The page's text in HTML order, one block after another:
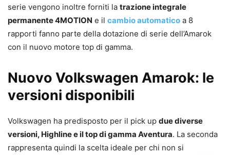
serie vengono inoltre forniti la trazione integrale
permanente 4MOTION e il cambio automatico a 8
rapporti fanno parte della dotazione di serie dell’Amarok
con il nuovo motore top di gamma.
Nuovo Volkswagen Amarok: le
versioni disponibili
Volkswagen ha predisposto per il pick up due diverse
versioni, Highline e il top di gamma Aventura. La seconda
rappresenta quindi la scelta ideale per chi non si